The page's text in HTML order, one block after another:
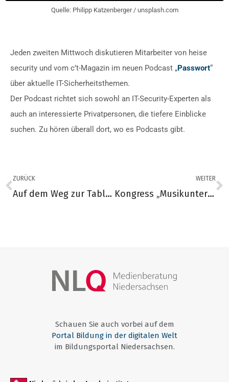
Quelle: Philipp Katzenberger / unsplash.com
Jeden zweiten Mittwoch diskutieren Mitarbeiter von heise
security und vom c’t-Magazin im neuen Podcast „Passwort“
über aktuelle IT-Sicherheitsthemen.
Der Podcast richtet sich sowohl an IT-Security-Experten als
auch an interessierte Privatpersonen, die tiefere Einblicke
suchen. Zu hören überall dort, wo es Podcasts gibt.
ZURÜCK
Auf dem Weg zur Tablet-Schule – Auftaktveranstaltung – SAVE THE DATE!
WEITER
Kongress „Musikunterricht & Multimedia 2024“
Schauen Sie auch vorbei auf dem
Portal Bildung in der digitalen Welt
im Bildungsportal Niedersachsen.